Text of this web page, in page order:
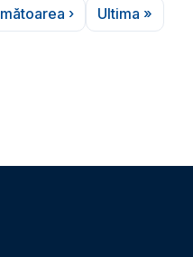
Pagina următoare
›
Ultima
Ultima »